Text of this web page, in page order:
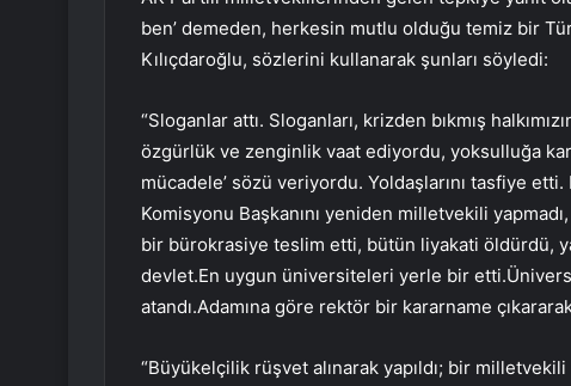
ben’ demeden, herkesin mutlu olduğu temiz bir
Kılıçdaroğlu, sözlerini kullanarak şunları söyledi:
“Sloganlar attı. Sloganları, krizden bıkmış
özgürlük ve zenginlik vaat ediyordu, yoksulluğa
mücadele’ sözü veriyordu. Yoldaşlarını tasfiye
Komisyonu Başkanını yeniden milletvekili
bir bürokrasiye teslim etti, bütün liyakati öldürdü,
devlet.En uygun üniversiteleri yerle bir
atandı.Adamına göre rektör bir kararname çıkararak
“Büyükelçilik rüşvet alınarak yapıldı; bir